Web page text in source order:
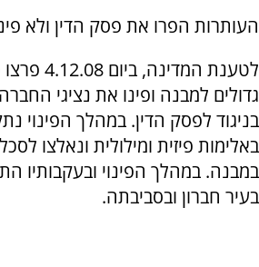
העותרות הפרו את פסק הדין ולא
לטענת
גדולים למבנה ופינו את נציגי
בניגוד לפסק הדין. במהלך הפינוי
באלימות פיזית ומילולית ונאלצו
במבנה. במהלך הפינוי ובעקבותיו
בעיר חברון ובסביבתה.